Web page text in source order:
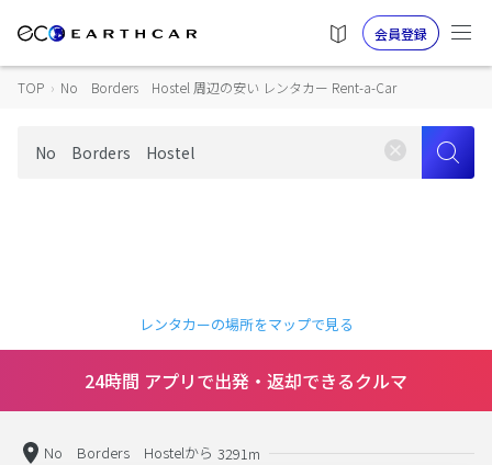
会員登録
TOP › No Borders Hostel 周辺の安い レンタカー Rent-a-Car
レンタカーの場所をマップで見る
24時間 アプリで出発・返却できるクルマ
No Borders Hostelから 3291m